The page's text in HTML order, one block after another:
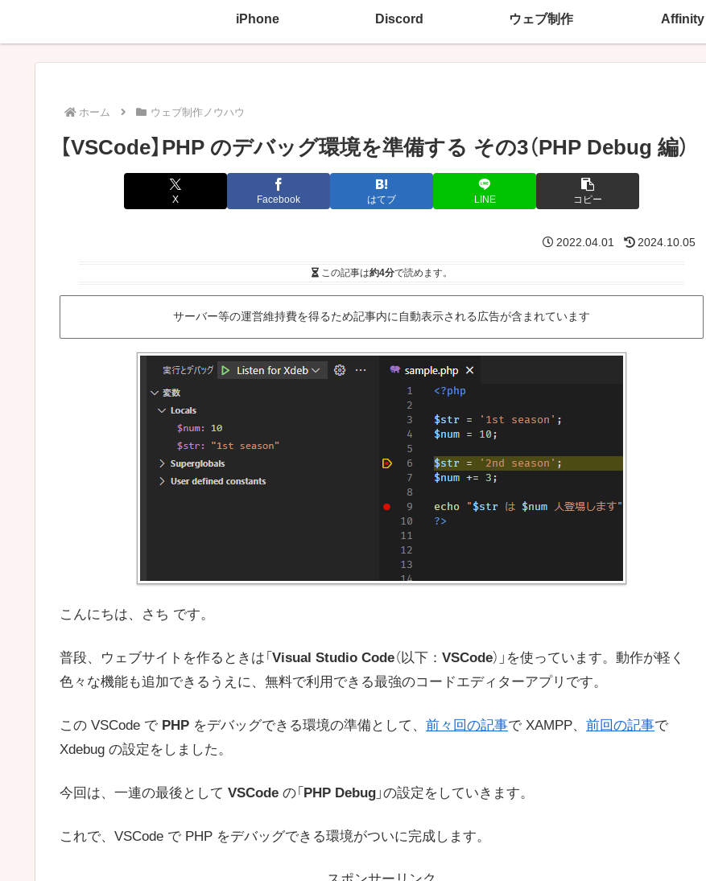
iPhone Discord ウェブ制作 Affinity
ホーム ウェブ制作ノウハウ
【VSCode】PHP のデバッグ環境を準備する その3（PHP Debug 編）
X Facebook はてブ LINE コピー
2022.04.01 2024.10.05
この記事は約4分で読めます。
サーバー等の運営維持費を得るため記事内に自動表示される広告が含まれています
こんにちは、さち です。
普段、ウェブサイトを作るときは「 Visual Studio Code（以下： VSCode）」を使っています。動作が軽く
色々な機能も追加できるうえに、無料で利用できる最強のコードエディターアプリです。
この VSCode で PHP をデバッグできる環境の準備として、 前々回の記事で XAMPP、 前回の記事で
Xdebug の設定をしました。
今回は、一連の最後として VSCode の「 PHP Debug 」の設定をしていきます。
これで、VSCode で PHP をデバッグできる環境がついに完成します。